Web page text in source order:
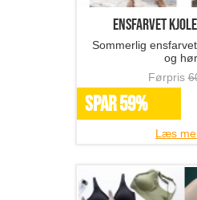
ensfarvet
Sommerlig
og hør
Førpris
SPAR 59%
Læs